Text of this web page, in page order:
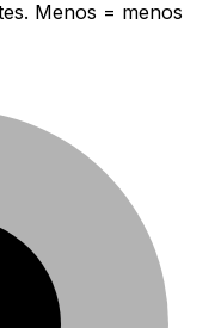
Menos = menos